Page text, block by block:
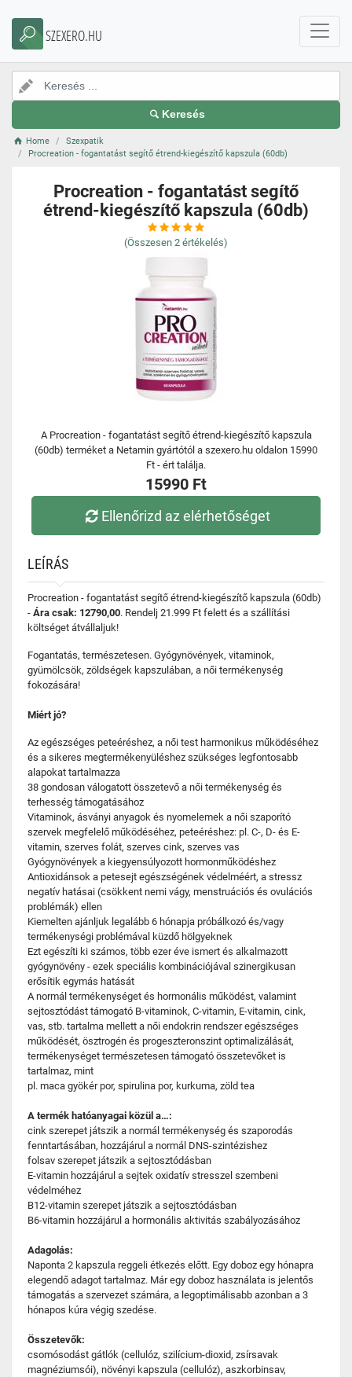
SZEXERO.HU
Keresés
Home
Szexpatik
Procreation - fogantatást segítő étrend-kiegészítő kapszula (60db)
Procreation - fogantatást segítő
étrend-kiegészítő kapszula (60db)
(Összesen 2 értékelés)
A Procreation - fogantatást segítő étrend-kiegészítő kapszula
(60db) terméket a Netamin gyártótól a szexero.hu oldalon 15990
Ft - ért találja.
15990 Ft
Ellenőrizd az elérhetőséget
LEÍRÁS
Procreation - fogantatást segítő étrend-kiegészítő kapszula (60db)
- Ára csak: 12790,00. Rendelj 21.999 Ft felett és a szállítási
költséget átvállaljuk!
Fogantatás, természetesen. Gyógynövények, vitaminok,
gyümölcsök, zöldségek kapszulában, a női termékenység
fokozására!
Miért jó?
Az egészséges peteéréshez, a női test harmonikus működéséhez
és a sikeres megtermékenyüléshez szükséges legfontosabb
alapokat tartalmazza
38 gondosan válogatott összetevő a női termékenység és
terhesség támogatásához
Vitaminok, ásványi anyagok és nyomelemek a női szaporító
szervek megfelelő működéséhez, peteéréshez: pl. C-, D- és E-
vitamin, szerves folát, szerves cink, szerves vas
Gyógynövények a kiegyensúlyozott hormonműködéshez
Antioxidánsok a petesejt egészségének védelméért, a stressz
negatív hatásai (csökkent nemi vágy, menstruációs és ovulációs
problémák) ellen
Kiemelten ajánljuk legalább 6 hónapja próbálkozó és/vagy
termékenységi problémával küzdő hölgyeknek
Ezt egészíti ki számos, több ezer éve ismert és alkalmazott
gyógynövény - ezek speciális kombinációjával szinergikusan
erősítik egymás hatását
A normál termékenységet és hormonális működést, valamint
sejtosztódást támogató B-vitaminok, C-vitamin, E-vitamin, cink,
vas, stb. tartalma mellett a női endokrin rendszer egészséges
működését, ösztrogén és progeszteronszint optimalizálását,
termékenységet természetesen támogató összetevőket is
tartalmaz, mint
pl. maca gyökér por, spirulina por, kurkuma, zöld tea
A termék hatóanyagai közül a…:
cink szerepet játszik a normál termékenység és szaporodás
fenntartásában, hozzájárul a normál DNS-szintézishez
folsav szerepet játszik a sejtosztódásban
E-vitamin hozzájárul a sejtek oxidatív stresszel szembeni
védelméhez
B12-vitamin szerepet játszik a sejtosztódásban
B6-vitamin hozzájárul a hormonális aktivitás szabályozásához
Adagolás:
Naponta 2 kapszula reggeli étkezés előtt. Egy doboz egy hónapra
elegendő adagot tartalmaz. Már egy doboz használata is jelentős
támogatás a szervezet számára, a legoptimálisabb azonban a 3
hónapos kúra végig szedése.
Összetevők:
csomósodást gátlók (cellulóz, szilícium-dioxid, zsírsavak
magnéziumsói), növényi kapszula (cellulóz), aszkorbinsav,